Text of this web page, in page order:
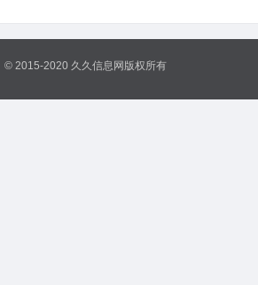
© 2015-2020 久久信息网版权所有